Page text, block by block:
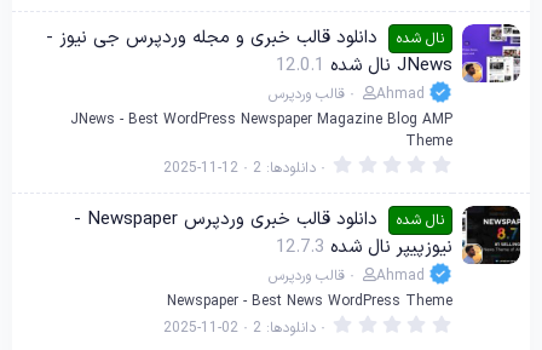
0
0
س
ت
ا
ر
ه
نال شده
دانلود قالب خبری و مجله وردپرس جی نیوز -
JNews نال شده
12.0.1
Ahmad
قالب وردپرس
JNews - Best WordPress Newspaper Magazine Blog AMP
Theme
0
0
0
س
ت
ا
ر
ه
دانلودها 2
2025-11-12
نال شده
دانلود قالب خبری وردپرس Newspaper -
نیوزپیپر نال شده 12.7.3
Ahmad
قالب وردپرس
Newspaper - Best News WordPress Theme
0 دانلودها 2
2025-11-02